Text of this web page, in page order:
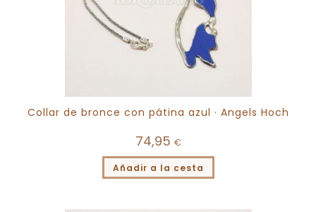
Collar de bronce con pátina azul · Angels Hoch
74,95 €
Añadir a la cesta